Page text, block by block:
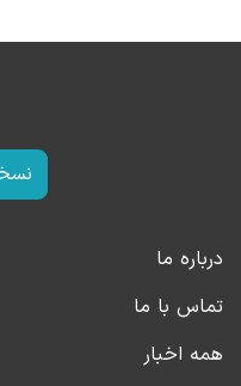
درباره ما
تماس با ما
همه اخبار